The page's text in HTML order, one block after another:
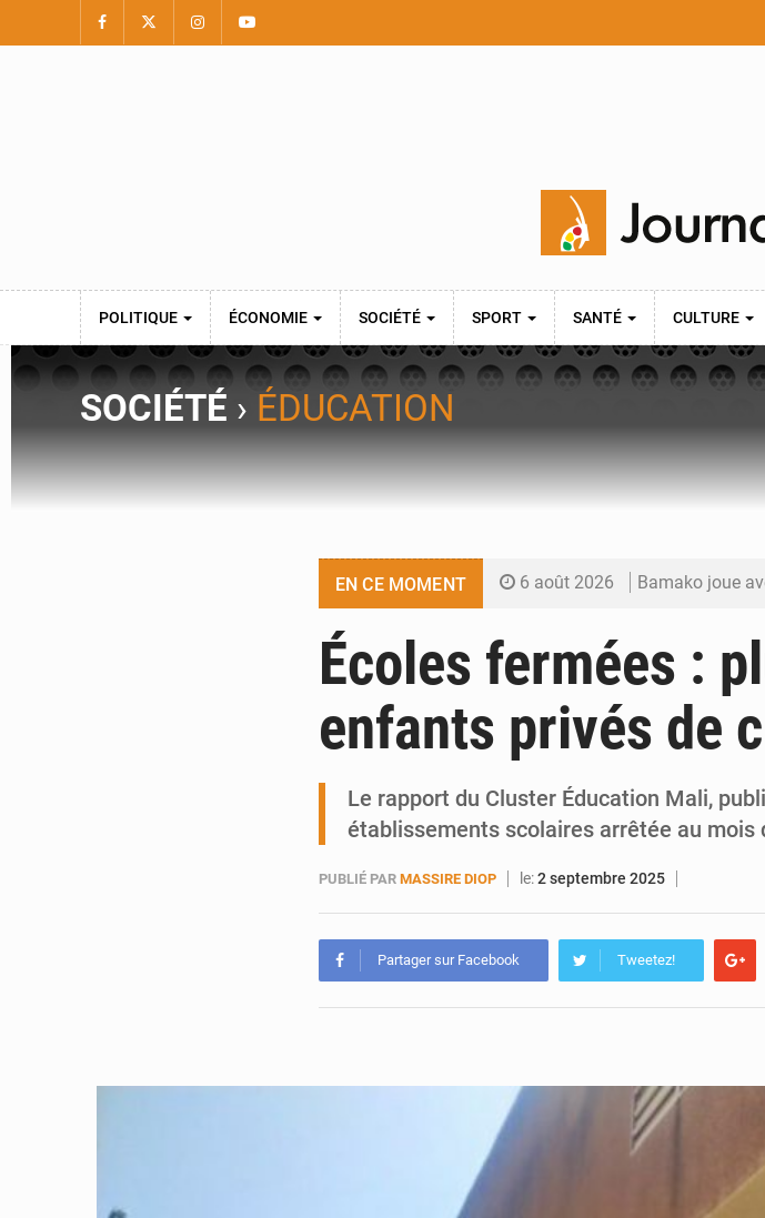
POLITIQUE ÉCONOMIE SOCIÉTÉ SPORT SANTÉ CULTURE
SOCIÉTÉ › ÉDUCATION
EN CE MOMENT 6 août 2026 Bamako joue
6 août 2026 Dr
6 août 2026 Ports ouest-
Écoles fermées :
enfants privés de
Le rapport du Cluster Éducation Mali,
établissements scolaires arrêtée au mois
PUBLIÉ PAR MASSIRE DIOP le:2 septembre 2025
Partager sur Facebook Tweetez!